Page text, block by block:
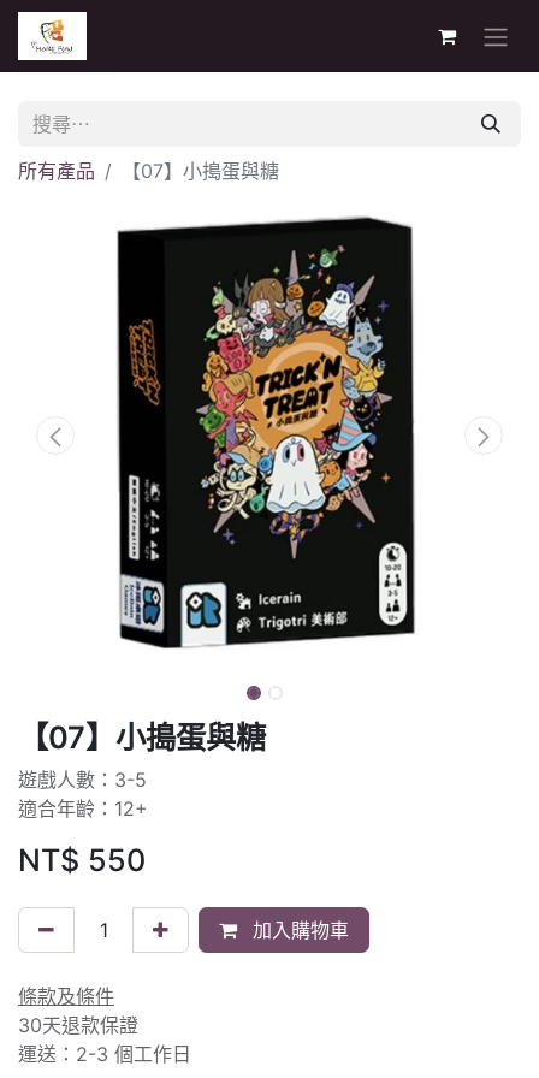
所有產品 【07】小搗蛋與糖
【07】小搗蛋與糖
遊戲人數：3-5
適合年齡：12+
NT$ 550
加入購物車
條款及條件
30天退款保證
運送：2-3 個工作日